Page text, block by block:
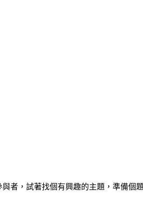
者，試著找個有興趣的主題，準備個